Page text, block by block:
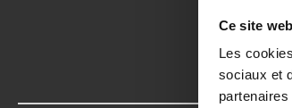
Ce site
Les
sociaux et